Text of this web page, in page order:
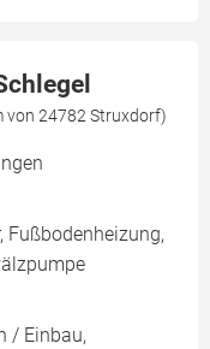
von 24782 Struxdorf)
Fußbodenheizung,
/ Einbau,